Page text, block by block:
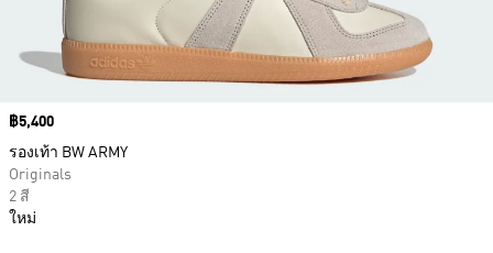
Price
฿5,400
รองเท้า BW ARMY
Originals
2 สี
ใหม่